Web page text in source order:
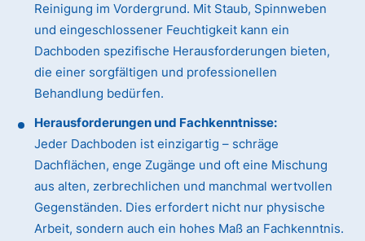
Reinigung im Vordergrund. Mit Staub, Spinnweben
und eingeschlossener Feuchtigkeit kann ein
Dachboden spezifische Herausforderungen bieten,
die einer sorgfältigen und professionellen
Behandlung bedürfen.
Herausforderungen und Fachkenntnisse:
Jeder Dachboden ist einzigartig – schräge
Dachflächen, enge Zugänge und oft eine Mischung
aus alten, zerbrechlichen und manchmal wertvollen
Gegenständen. Dies erfordert nicht nur physische
Arbeit, sondern auch ein hohes Maß an Fachkenntnis.